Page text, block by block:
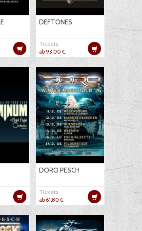
DEFTONES
Tickets
ab 93,00 €
DORO PESCH
Tickets
ab 61,80 €